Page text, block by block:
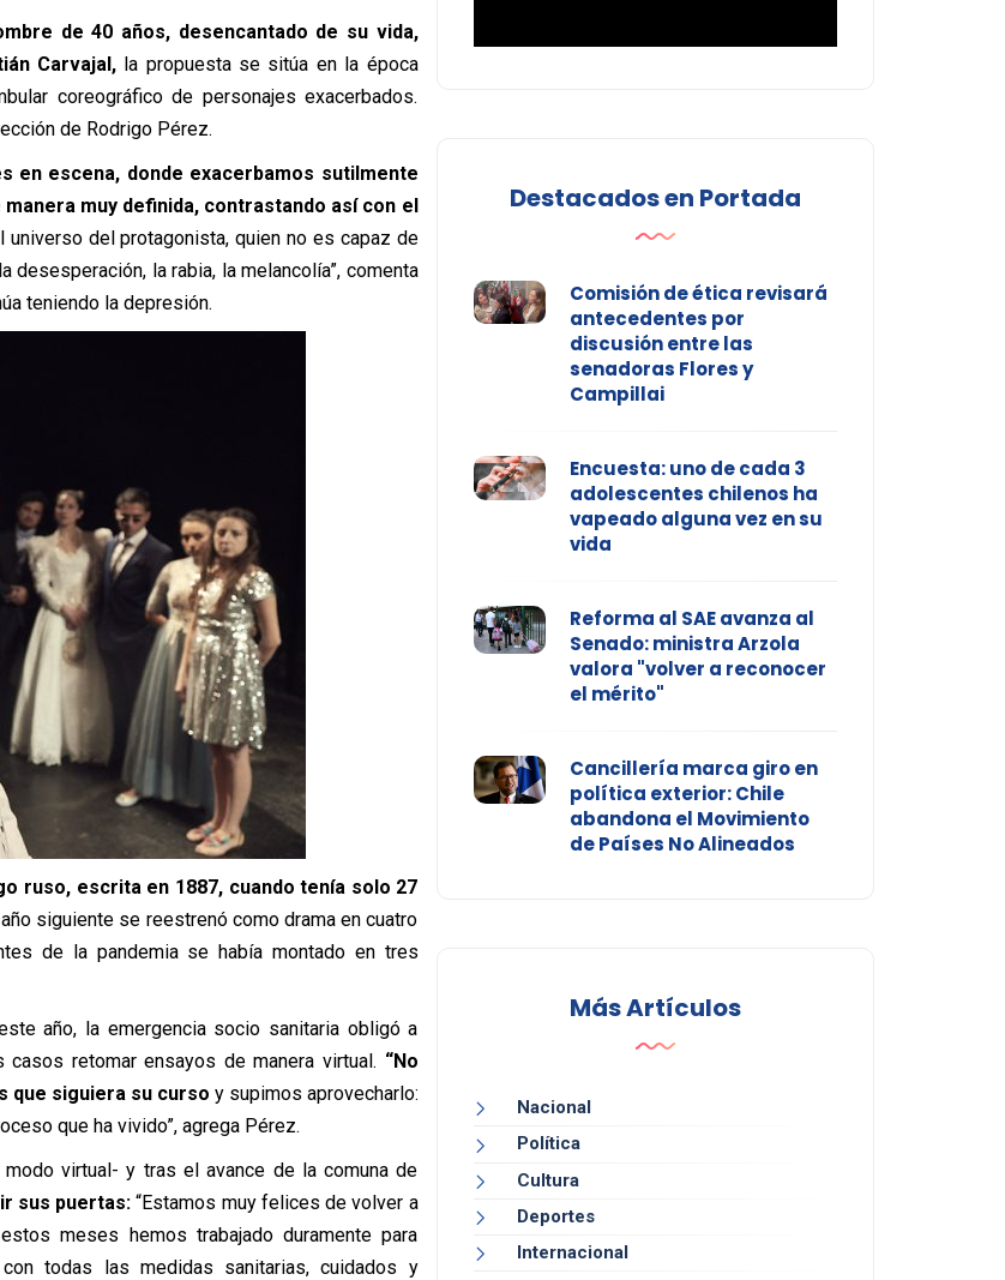
de 40 años, desencantado de su vida,
Carvajal,la propuesta se sitúa en la época
coreográfico de personajes exacerbados.
de Rodrigo Pérez.
en escena, donde exacerbamos sutilmente
muy definida, contrastando así con el
del protagonista, quien no es capaz de
la rabia, la melancolía”, comenta
teniendo la depresión.
ruso, escrita en 1887, cuando tenía solo 27
siguiente se reestrenó como drama en cuatro
de la pandemia se había montado en tres
año, la emergencia socio sanitaria obligó a
retomar ensayos de manera virtual. “No
que siguiera su curso y supimos aprovecharlo:
que ha vivido”, agrega Pérez.
virtual- y tras el avance de la comuna de
sus puertas: “Estamos muy felices de volver a
meses hemos trabajado duramente para
todas las medidas sanitarias, cuidados y
Destacados en Portada
Comisión de ética revisará
antecedentes por
discusión entre las
senadoras Flores y
Campillai
Encuesta: uno de cada 3
adolescentes chilenos ha
vapeado alguna vez en su
vida
Reforma al SAE avanza al
Senado: ministra Arzola
valora "volver a reconocer
el mérito"
Cancillería marca giro en
política exterior: Chile
abandona el Movimiento
de Países No Alineados
Más Artículos
Nacional
Política
Cultura
Deportes
Internacional